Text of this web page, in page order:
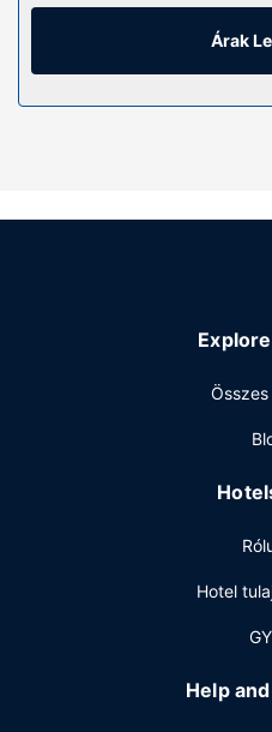
kábelcsatornák kínálata
szolgálja. A kényelmi
Egyéb felszereltség
Árak
Hotel
Help